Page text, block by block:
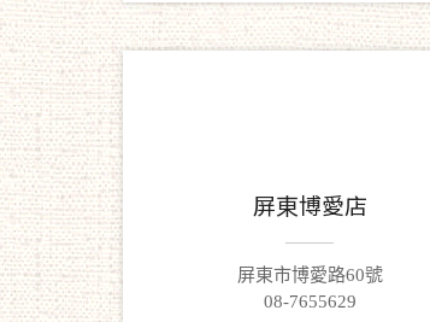
屏東博愛店
屏東市博愛路60號
08-7655629